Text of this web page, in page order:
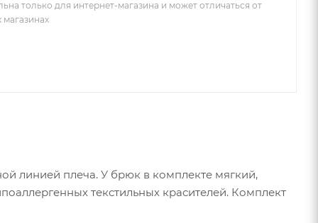
только для интернет-магазина и может отличаться от
магазинах
линией плеча. У брюк в комплекте мягкий,
текстильных красителей. Комплект